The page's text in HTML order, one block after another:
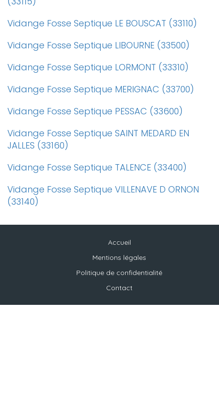
Vidange Fosse Septique LE BOUSCAT (33110)
Vidange Fosse Septique LIBOURNE (33500)
Vidange Fosse Septique LORMONT (33310)
Vidange Fosse Septique MERIGNAC (33700)
Vidange Fosse Septique PESSAC (33600)
Vidange Fosse Septique SAINT MEDARD EN
JALLES (33160)
Vidange Fosse Septique TALENCE (33400)
Vidange Fosse Septique VILLENAVE D ORNON
(33140)
Accueil
Mentions légales
Politique de confidentialité
Contact